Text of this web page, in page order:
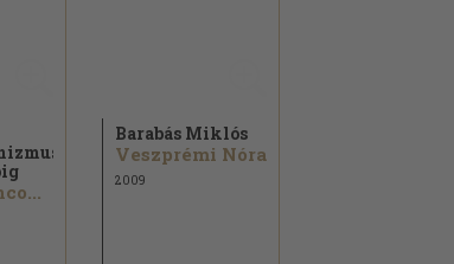
Barabás Miklós
Veszprémi Nóra
2009